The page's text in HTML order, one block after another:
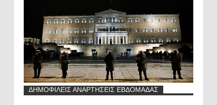
ΔΗΜΟΦΙΛΕΙΣ ΑΝΑΡΤΗΣΕΙΣ ΕΒΔΟΜΑΔΑΣ